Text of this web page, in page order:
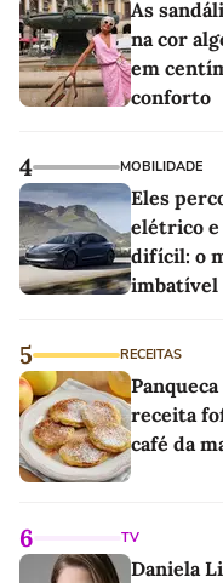
As
na cor
em
conforto
4 MOBILIDADE
Eles
elétrico e
difícil: o
imbatível
5 RECEITAS
receita
café da
6 TV
Daniela